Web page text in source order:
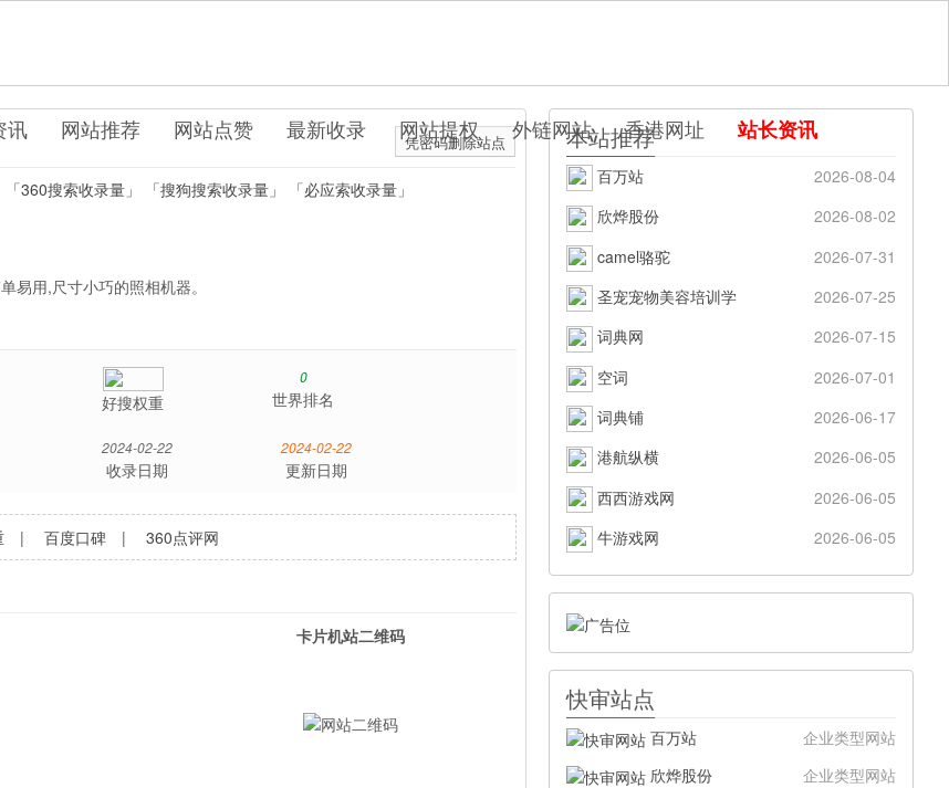
讯 网站推荐 网站点赞 最新收录 网站提权 外链网站 香港网址 站长资讯
凭密码删除站点
「360搜索收录量」 「搜狗搜索收录量」
「必应索收录量」
易用,尺寸小巧的照相机器。
好搜权重
0
世界排名
2024-02-22
收录日期
2024-02-22
更新日期
|百度口碑 |360点评网
卡片机站二维码
本站推荐
百万站
2026-08-04
欣烨股份
2026-08-02
camel骆驼
2026-07-31
圣宠宠物美容培训学
2026-07-25
词典网
2026-07-15
空词
2026-07-01
词典铺
2026-06-17
港航纵横
2026-06-05
西西游戏网
2026-06-05
牛游戏网
2026-06-05
快审站点
百万站
企业类型网站
欣烨股份
企业类型网站